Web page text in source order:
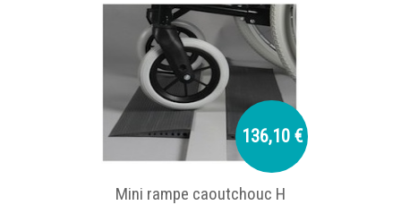
136,10 €
Mini rampe caoutchouc H